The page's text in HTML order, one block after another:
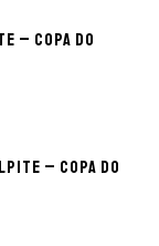
– Copa do
– Copa do